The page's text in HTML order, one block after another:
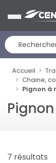
Accueil
Chaine,
Pignon à
7 résultats